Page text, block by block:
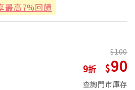
最高7%回饋
9
100
90
查詢門市庫存